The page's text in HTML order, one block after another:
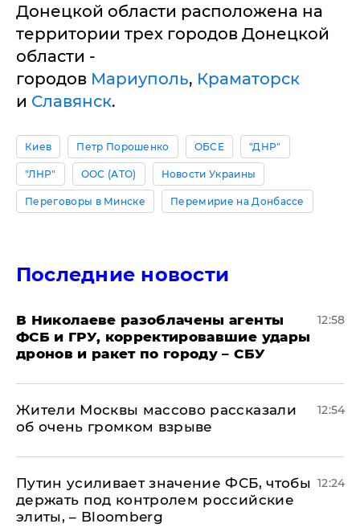
Донецкой области расположена на
территории трех городов Донецкой
области -
городов Мариуполь, Краматорск
и Славянск.
Киев Петр Порошенко ОБСЕ "ДНР"
"ЛНР" ООС (АТО) Новости Украины
Переговоры в Минске Перемирие на Донбассе
Последние новости
В Николаеве разоблачены агенты
ФСБ и ГРУ, корректировавшие удары
дронов и ракет по городу – СБУ
12:58
Жители Москвы массово рассказали
об очень громком взрыве
12:54
Путин усиливает значение ФСБ, чтобы
держать под контролем российские
элиты, – Bloomberg
12:24